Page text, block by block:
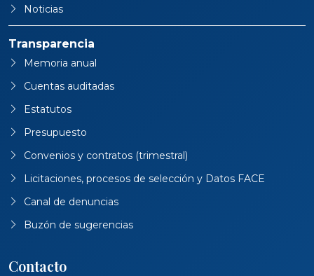
Noticias
Transparencia
Memoria anual
Cuentas auditadas
Estatutos
Presupuesto
Convenios y contratos (trimestral)
Licitaciones, procesos de selección y Datos FACE
Canal de denuncias
Buzón de sugerencias
Contacto